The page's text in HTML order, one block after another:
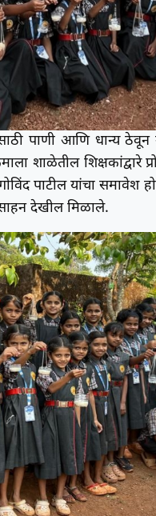
पाणी आणि धान्य
शिक्षकांद्वारे
पाटील यांचा समावेश
देखील मिळाले.